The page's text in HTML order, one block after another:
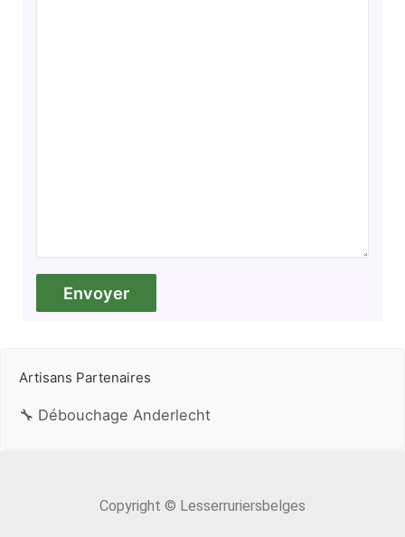
Artisans Partenaires
🔧 Débouchage Anderlecht
Copyright © Lesserruriersbelges